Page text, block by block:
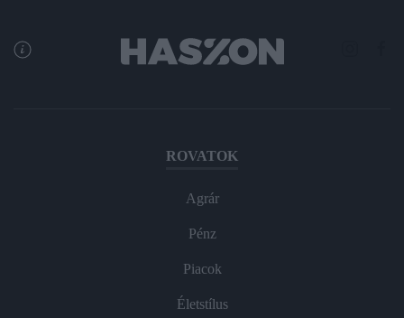
ROVATOK
Agrár
Pénz
Piacok
Életstílus